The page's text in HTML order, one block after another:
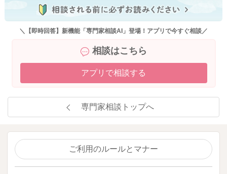
＼【即時回答】新機能「専門家相談AI」登場！アプリで今すぐ相談／
相談はこちら
アプリで相談する
専門家相談トップへ
ご利用のルールとマナー